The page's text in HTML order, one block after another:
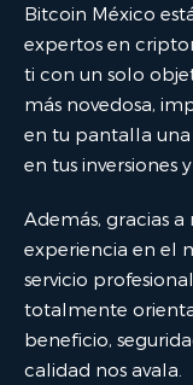
Bitcoin México
expertos en
ti con un solo
más novedosa,
en tu pantalla una
en tus inversiones
Además, gracias
experiencia en el
servicio
totalmente
beneficio,
calidad nos avala.